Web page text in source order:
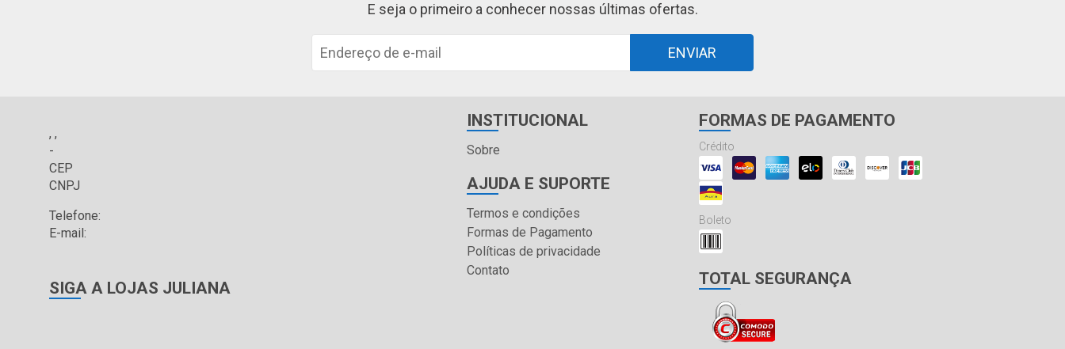
E seja o primeiro a conhecer nossas últimas ofertas.
ENVIAR
, ,
-
CEP
CNPJ
Telefone:
E-mail:
SIGA A LOJAS JULIANA
INSTITUCIONAL
Sobre
AJUDA E SUPORTE
Termos e condições
Formas de Pagamento
Políticas de privacidade
Contato
FORMAS DE PAGAMENTO
Crédito
Boleto
TOTAL SEGURANÇA